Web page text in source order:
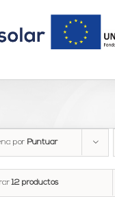
por Puntuar
12 productos